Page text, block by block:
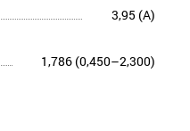
3,95 (A)
1,786 (0,450–2,300)